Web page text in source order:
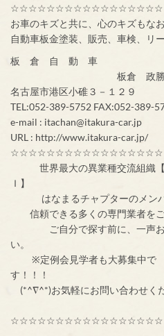
お車のキズと共に、心のキズもな
自動車板金塗装、販売、車検、リ
板 倉 自 動 車
板倉 政勝
名古屋市港区小碓３－１２９
TEL:052-389-5752 FAX:052-389-
e-mail : itachan@itakura-car.jp
URL : http://www.itakura-car.jp/
世界最大の異業種交流組織【
Ｉ
はなまるチャプターの
信頼できる多くの専門業者を
ご自分で探す前に、一声お
い
※定例会見学者も大募集中で
す！
(*^∇^*)お気軽にお問い合わせく